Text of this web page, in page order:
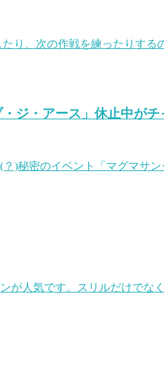
り、次の作戦を練ったりする
ジ・アース」休止中がチ
)秘密のイベント「マグマサ
人気です。スリルだけでな